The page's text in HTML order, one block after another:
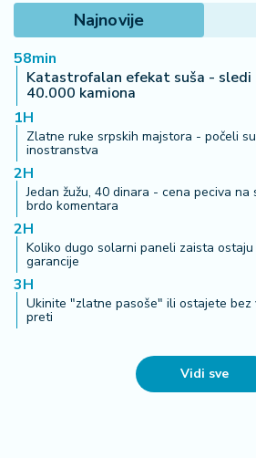
Najnovije
58min
Katastrofalan efekat suša - sledi
40.000 kamiona
1H
Zlatne ruke srpskih majstora - počeli
inostranstva
2H
Jedan žužu, 40 dinara - cena peciva
brdo komentara
2H
Koliko dugo solarni paneli zaista
garancije
3H
Ukinite "zlatne pasoše" ili ostajete bez
preti
Vidi sve